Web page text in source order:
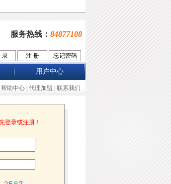
服务热线： 84877108
用户中心
帮助中心 代理加盟 联系我们
登录或注册！